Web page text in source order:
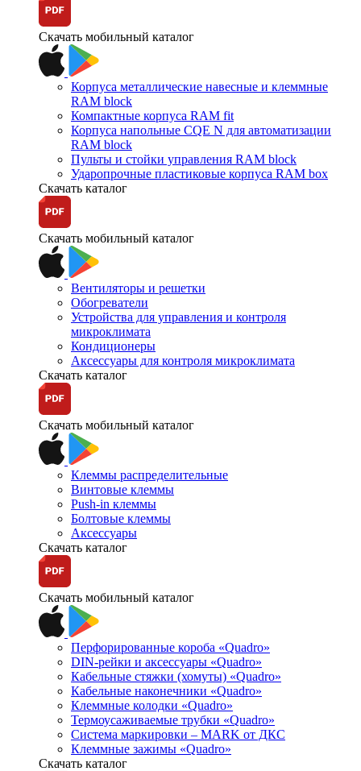
Скачать мобильный каталог
Корпуса металлические навесные и клеммные
RAM block
Компактные корпуса RAM fit
Корпуса напольные CQE N для автоматизации
RAM block
Пульты и стойки управления RAM block
Ударопрочные пластиковые корпуса RAM box
Скачать каталог
Скачать мобильный каталог
Вентиляторы и решетки
Обогреватели
Устройства для управления и контроля
микроклимата
Кондиционеры
Аксессуары для контроля микроклимата
Скачать каталог
Скачать мобильный каталог
Клеммы распределительные
Винтовые клеммы
Push-in клеммы
Болтовые клеммы
Аксессуары
Скачать каталог
Скачать мобильный каталог
Перфорированные короба «Quadro»
DIN-рейки и аксессуары «Quadro»
Кабельные стяжки (хомуты) «Quadro»
Кабельные наконечники «Quadro»
Клеммные колодки «Quadro»
Термоусаживаемые трубки «Quadro»
Система маркировки – MARK от ДКС
Клеммные зажимы «Quadro»
Скачать каталог